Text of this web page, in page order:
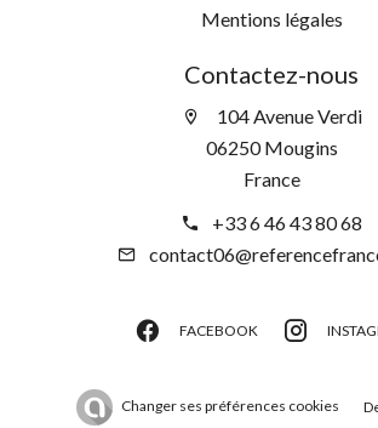
Mentions légales
Contactez-nous
104 Avenue Verdi
06250 Mougins
France
+33 6 46 43 80 68
FACEBOOK
Changer ses préférences cookies